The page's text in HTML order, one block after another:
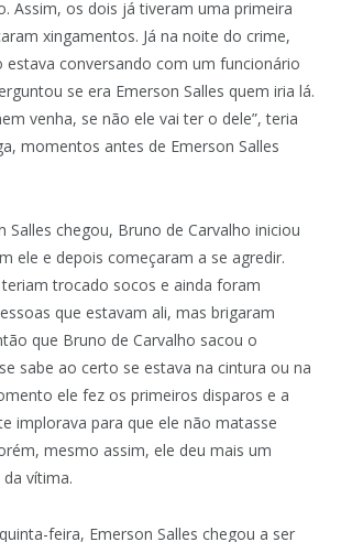
Assim, os dois já tiveram uma primeira
xingamentos. Já na noite do crime,
estava conversando com um funcionário
se era Emerson Salles quem iria lá.
venha, se não ele vai ter o dele”, teria
momentos antes de Emerson Salles
Salles chegou, Bruno de Carvalho iniciou
ele e depois começaram a se agredir.
trocado socos e ainda foram
que estavam ali, mas brigaram
que Bruno de Carvalho sacou o
sabe ao certo se estava na cintura ou na
ele fez os primeiros disparos e a
implorava para que ele não matasse
mesmo assim, ele deu mais um
vítima.
feira, Emerson Salles chegou a ser